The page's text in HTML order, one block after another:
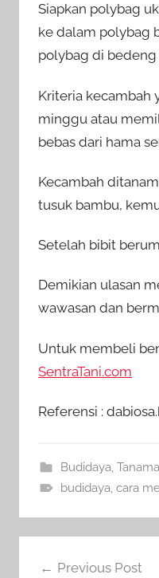
Siapkan polybag
ke dalam polybag
polybag di bedeng
Kriteria kecambah
minggu atau
bebas dari hama
Kecambah
tusuk bambu,
Setelah bibit
Demikian ulasan
wawasan dan
Untuk membeli
SentraTani.com
Referensi :
Budidaya,
budidaya, cara
Previous Post